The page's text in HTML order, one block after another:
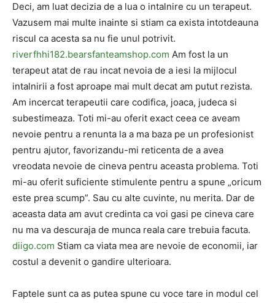
Deci, am luat decizia de a lua o intalnire cu un terapeut.
Vazusem mai multe inainte si stiam ca exista intotdeauna
riscul ca acesta sa nu fie unul potrivit.
riverfhhi182.bearsfanteamshop.com Am fost la un
terapeut atat de rau incat nevoia de a iesi la mijlocul
intalnirii a fost aproape mai mult decat am putut rezista.
Am incercat terapeutii care codifica, joaca, judeca si
subestimeaza. Toti mi-au oferit exact ceea ce aveam
nevoie pentru a renunta la a ma baza pe un profesionist
pentru ajutor, favorizandu-mi reticenta de a avea
vreodata nevoie de cineva pentru aceasta problema. Toti
mi-au oferit suficiente stimulente pentru a spune „oricum
este prea scump”. Sau cu alte cuvinte, nu merita. Dar de
aceasta data am avut credinta ca voi gasi pe cineva care
nu ma va descuraja de munca reala care trebuia facuta.
diigo.com Stiam ca viata mea are nevoie de economii, iar
costul a devenit o gandire ulterioara.
Faptele sunt ca as putea spune cu voce tare in modul cel